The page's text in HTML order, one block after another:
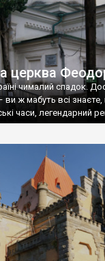
церква
чималий спадок.
ви ж мабуть всі знаєте,
часи, легендарний